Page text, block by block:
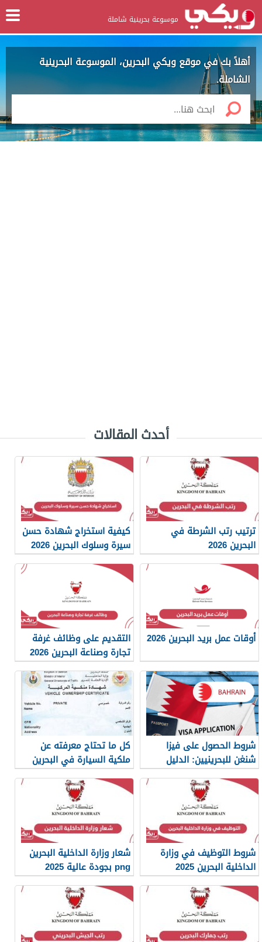
موسوعة بحرينية شاملة
أهلاً بك في موقع ويكي البحرين، الموسوعة البحرينية
الشاملة.
أحدث المقالات
ترتيب رتب الشرطة في
البحرين 2026
كيفية استخراج شهادة حسن
سيرة وسلوك البحرين 2026
أوقات عمل بريد البحرين 2026
التقديم على وظائف غرفة
تجارة وصناعة البحرين 2026
شروط الحصول على فيزا
شنغن للبحرينيين: الدليل
الكامل
كل ما تحتاج معرفته عن
ملكية السيارة في البحرين
شروط التوظيف في وزارة
الداخلية البحرين 2025
شعار وزارة الداخلية البحرين
png بجودة عالية 2025